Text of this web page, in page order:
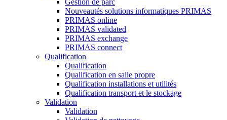
Gestion de parc
Nouveautés solutions informatiques PRIMAS
PRIMAS online
PRIMAS validated
PRIMAS exchange
PRIMAS connect
Qualification
Qualification
Qualification en salle propre
Qualification installations et utilités
Qualification transport et le stockage
Validation
Validation